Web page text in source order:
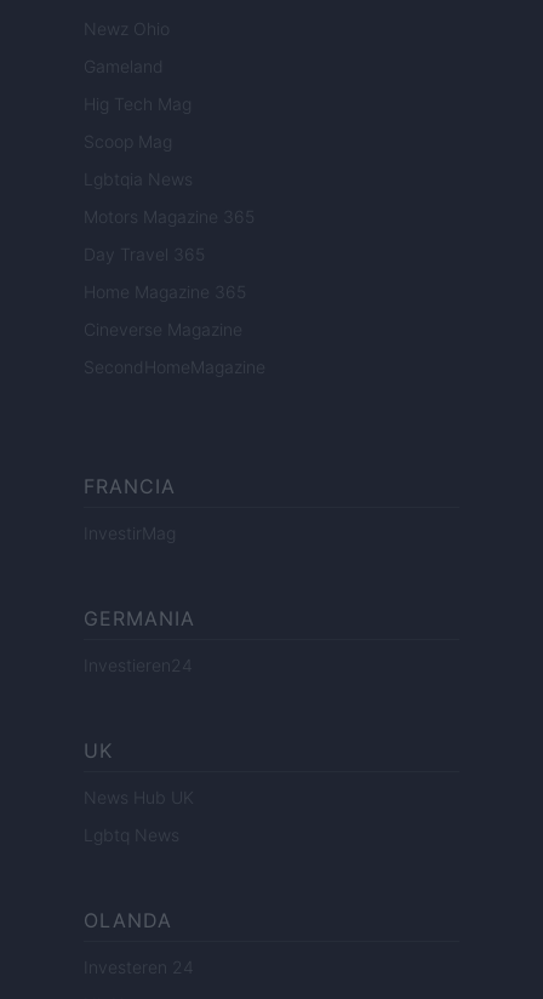
Newz Ohio
Gameland
Hig Tech Mag
Scoop Mag
Lgbtqia News
Motors Magazine 365
Day Travel 365
Home Magazine 365
Cineverse Magazine
SecondHomeMagazine
FRANCIA
InvestirMag
GERMANIA
Investieren24
UK
News Hub UK
Lgbtq News
OLANDA
Investeren 24